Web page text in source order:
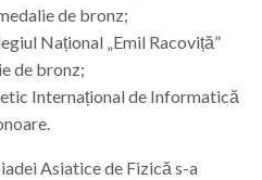
de bronz;
Național „Emil Racoviță”
de bronz;
Internațional de Informatică
Asiatice de Fizică s-a